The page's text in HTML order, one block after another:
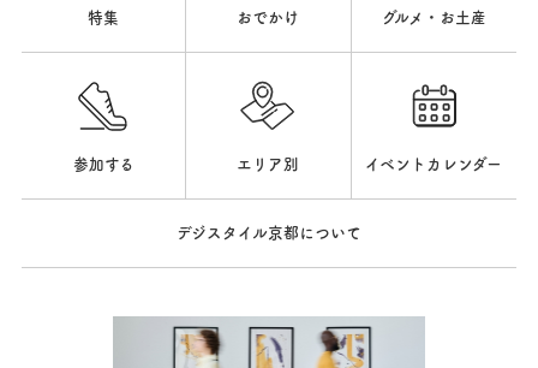
特集 おでかけ グルメ・お土産
参加する エリア別 イベントカレンダー
デジスタイル京都について